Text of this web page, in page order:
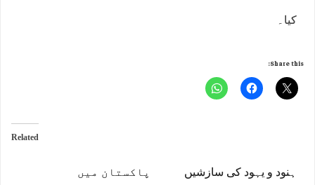
کیا۔
Share this:
Related
پاکستان میں ہنود و یہود کی سازشیں